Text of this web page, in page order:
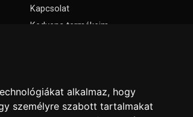
alkalmaz, hogy
személyre szabott tartalmakat
Kapcsolat
Kedvenc termékeim
Vásárlási feltételek